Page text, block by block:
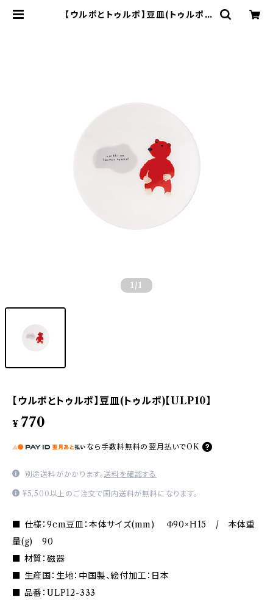
【ウルポとトゥルポ】豆皿(トゥルポ)
1 /1
【ウルポとトゥルポ】豆皿(トゥルポ)【ULP10】
¥ 770
なら 手数料無料の 翌月払いでOK
別途送料がかかります。送料を確認する
¥5,500以上のご注文で国内送料が無料になります。
■ 仕様：9cm豆皿：本体サイズ(mm) Φ90×H15 / 本体重
量(g) 90
■ 材質：磁器
■ 生産国：生地：中国製、絵付加工：日本
■ 品番：ULP12-333